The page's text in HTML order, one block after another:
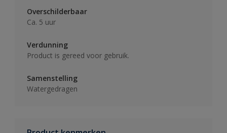
Overschilderbaar
Ca. 5 uur
Verdunning
Product is gereed voor gebruik.
Samenstelling
Watergedragen